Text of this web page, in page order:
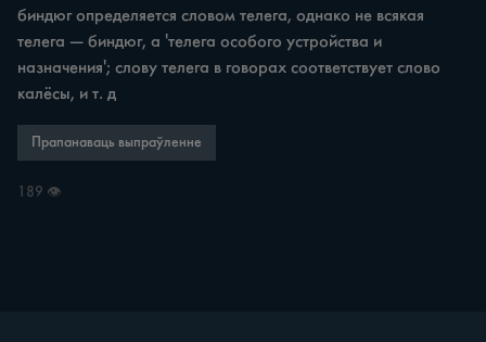
биндюг определяется словом телега, однако не всякая
телега — биндюг, а 'телега особого устройства и
назначения'; слову телега в говорах соответствует слово
калёсы, и т. д
Прапанаваць выпраўленне
189 👁